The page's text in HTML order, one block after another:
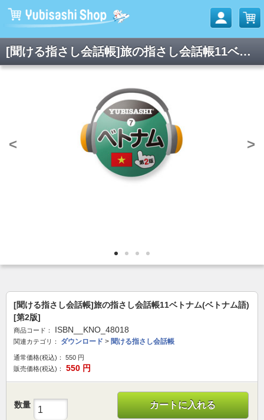
[聞ける指さし会話帳]旅の指さし会話帳11ベトナム(ベトナム語)[第2版]
< >
[聞ける指さし会話帳]旅の指さし会話帳11ベトナム(ベトナム語)
[第2版]
商品コード： ISBN__KNO_48018
関連カテゴリ： ダウンロード > 聞ける指さし会話帳
通常価格(税込)： 550 円
販売価格(税込)：
550 円
数量 カートに入れる